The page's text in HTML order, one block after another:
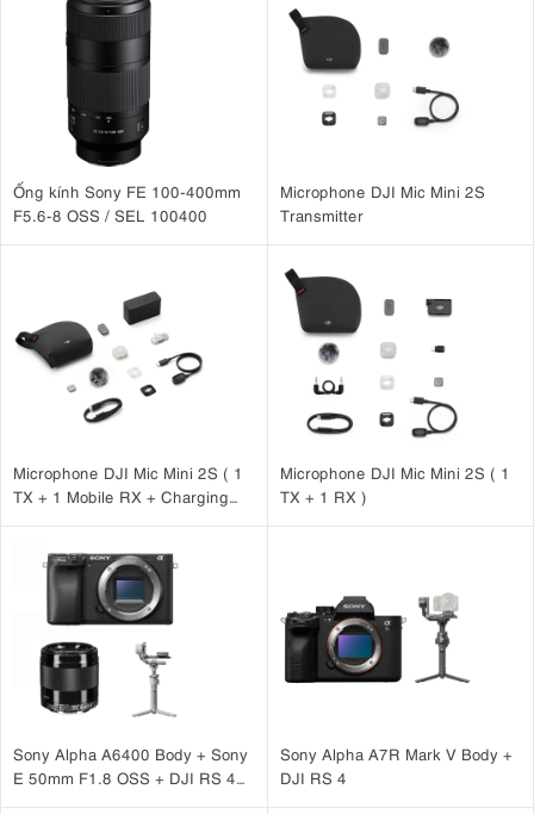
Ống kính Sony FE 100-400mm
F5.6-8 OSS / SEL 100400
Microphone DJI Mic Mini 2S
Transmitter
Microphone DJI Mic Mini 2S ( 1
TX + 1 Mobile RX + Charging
Microphone DJI Mic Mini 2S ( 1
TX + 1 RX )
Sony Alpha A6400 Body + Sony
E 50mm F1.8 OSS + DJI RS 4
Sony Alpha A7R Mark V Body +
DJI RS 4